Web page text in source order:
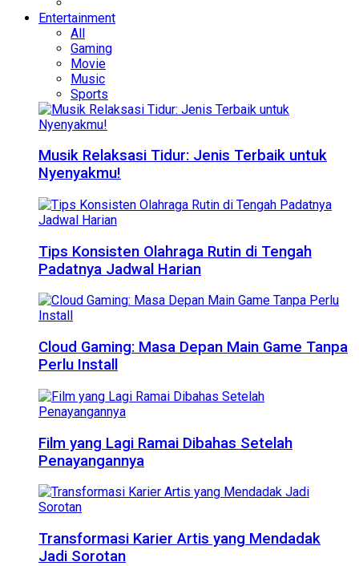
Entertainment
All
Gaming
Movie
Music
Sports
Musik Relaksasi Tidur: Jenis Terbaik untuk
Nyenyakmu!
Tips Konsisten Olahraga Rutin di Tengah
Padatnya Jadwal Harian
Cloud Gaming: Masa Depan Main Game Tanpa
Perlu Install
Film yang Lagi Ramai Dibahas Setelah
Penayangannya
Transformasi Karier Artis yang Mendadak
Jadi Sorotan